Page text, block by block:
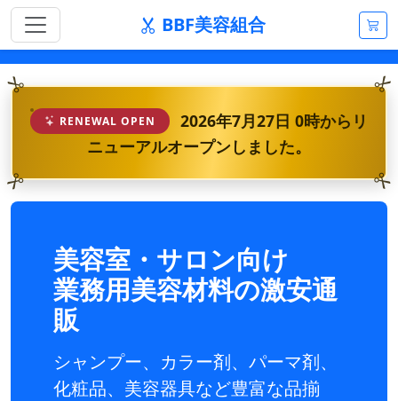
BBF美容組合
RENEWAL OPEN
2026年7月27日 0時からリ
ニューアルオープンしました。
美容室・サロン向け
業務用美容材料の激安通
販
シャンプー、カラー剤、パーマ剤、
化粧品、美容器具など豊富な品揃